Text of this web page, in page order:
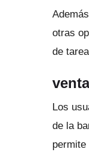
otras
de
Los
de la